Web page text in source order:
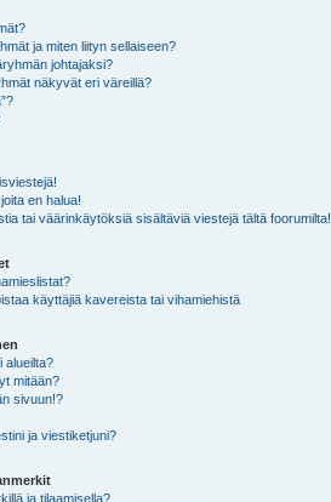
ja miten liityn sellaiseen?
johtajaksi?
näkyvät eri väreillä?
en halua!
tai väärinkäytöksiä sisältäviä viestejä tältä foorumilta!
käyttäjiä kavereista tai vihamiehistä
alueilta?
mitään?
sivuun!?
ja viestiketjuni?
ja tilaamisella?